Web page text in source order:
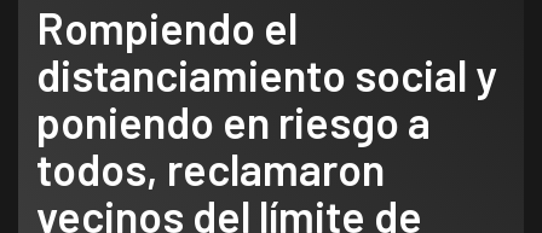
Rompiendo el
distanciamiento social y
poniendo en riesgo a
todos, reclamaron
vecinos del límite de